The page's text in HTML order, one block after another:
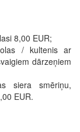
8,00 EUR;
/ kultenis ar
dārzeņiem
siera smēriņu,
EUR.